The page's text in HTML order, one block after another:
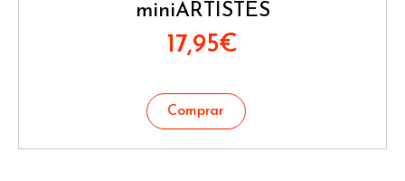
miniARTISTES
17,95€